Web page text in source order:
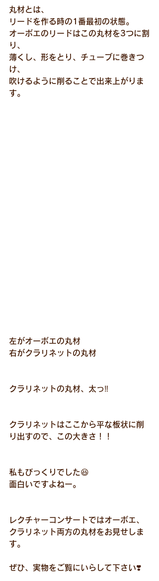
丸材とは、
リードを作る時の1番最初の状態。
オーボエのリードはこの丸材を3つに割
り、
薄くし、形をとり、チューブに巻きつ
け、
吹けるように削ることで出来上がりま
す。
左がオーボエの丸材
右がクラリネットの丸材
クラリネットの丸材、太っ‼️
クラリネットはここから平な板状に削
り出すので、この大きさ！！
私もびっくりでした😆
面白いですよねー。
レクチャーコンサートではオーボエ、
クラリネット両方の丸材をお見せしま
す。
ぜひ、実物をご覧にいらして下さい❣️